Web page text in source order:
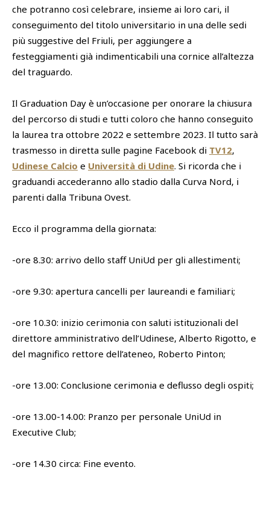
che potranno così celebrare, insieme ai loro cari, il
conseguimento del titolo universitario in una delle sedi
più suggestive del Friuli, per aggiungere a
festeggiamenti già indimenticabili una cornice all’altezza
del traguardo.
Il Graduation Day è un’occasione per onorare la chiusura
del percorso di studi e tutti coloro che hanno conseguito
la laurea tra ottobre 2022 e settembre 2023. Il tutto sarà
trasmesso in diretta sulle pagine Facebook di TV12,
Udinese Calcio e Università di Udine. Si ricorda che i
graduandi accederanno allo stadio dalla Curva Nord, i
parenti dalla Tribuna Ovest.
Ecco il programma della giornata:
-ore 8.30: arrivo dello staff UniUd per gli allestimenti;
-ore 9.30: apertura cancelli per laureandi e familiari;
-ore 10.30: inizio cerimonia con saluti istituzionali del
direttore amministrativo dell’Udinese, Alberto Rigotto, e
del magnifico rettore dell’ateneo, Roberto Pinton;
-ore 13.00: Conclusione cerimonia e deflusso degli ospiti;
-ore 13.00-14.00: Pranzo per personale UniUd in
Executive Club;
-ore 14.30 circa: Fine evento.